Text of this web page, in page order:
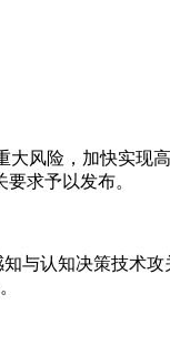
风险，加快实现
求予以发布。
与认知决策技术攻